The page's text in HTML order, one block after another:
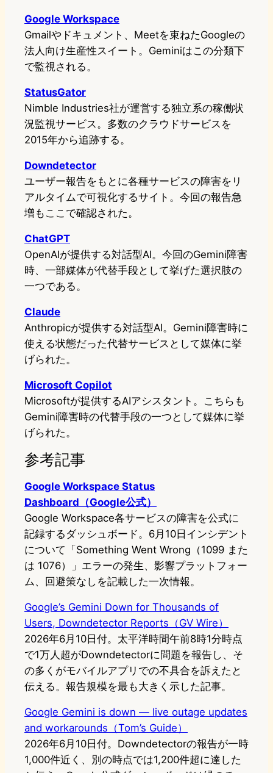
Google Workspace
Gmailやドキュメント、Meetを束ねたGoogleの
法人向け生産性スイート。Geminiはこの分類下
で監視される。
StatusGator
Nimble Industries社が運営する独立系の稼働状
況監視サービス。多数のクラウドサービスを
2015年から追跡する。
Downdetector
ユーザー報告をもとに各種サービスの障害をリ
アルタイムで可視化するサイト。今回の報告急
増もここで確認された。
ChatGPT
OpenAIが提供する対話型AI。今回のGemini障害
時、一部媒体が代替手段として挙げた選択肢の
一つである。
Claude
Anthropicが提供する対話型AI。Gemini障害時に
使える状態だった代替サービスとして媒体に挙
げられた。
Microsoft Copilot
Microsoftが提供するAIアシスタント。こちらも
Gemini障害時の代替手段の一つとして媒体に挙
げられた。
参考記事
Google Workspace Status
Dashboard（Google公式）
Google Workspace各サービスの障害を公式に
記録するダッシュボード。6月10日インシデント
について「Something Went Wrong（1099 また
は 1076）」エラーの発生、影響プラットフォー
ム、回避策なしを記載した一次情報。
Google’s Gemini Down for Thousands of
Users, Downdetector Reports（GV Wire）
2026年6月10日付。太平洋時間午前8時1分時点
で1万人超がDowndetectorに問題を報告し、そ
の多くがモバイルアプリでの不具合を訴えたと
伝える。報告規模を最も大きく示した記事。
Google Gemini is down — live outage updates
and workarounds（Tom’s Guide）
2026年6月10日付。Downdetectorの報告が一時
1,000件近く、別の時点では1,200件超に達した